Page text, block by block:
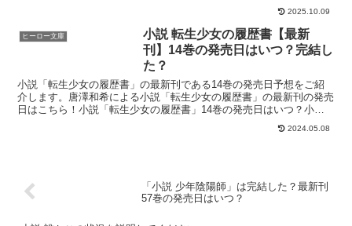
2025.10.09
ヒーロー文庫
小説 転生少女の履歴書【最新
刊】14巻の発売日はいつ？完結し
た？
小説「転生少女の履歴書」の最新刊である14巻の発売日予想をご紹
介します。唐澤和希による小説「転生少女の履歴書」の最新刊の発売
日はこちら！小説「転生少女の履歴書」14巻の発売日はいつ？小説
2024.05.08
「小説 少年陰陽師」は完結した？最新刊
57巻の発売日はいつ？